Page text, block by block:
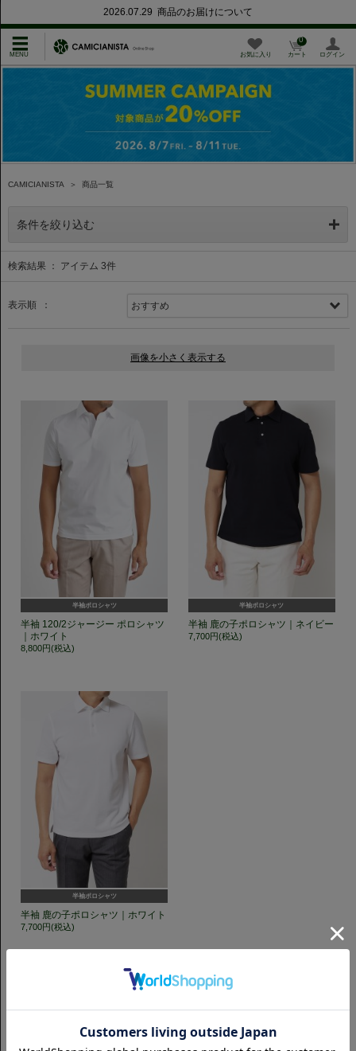
2026.07.29 商品のお届けについて
お気に入り カート
0
ログイン
CAMICIANISTA ＞ 商品一覧
条件を絞り込む
検索結果 ： アイテム 3件
表示順 ：
半袖ポロシャツ
半袖 120/2ジャージー ポロシャツ
｜ホワイト
8,800円(税込)
半袖ポロシャツ
半袖 鹿の子ポロシャツ｜ネイビー
7,700円(税込)
半袖ポロシャツ
半袖 鹿の子ポロシャツ｜ホワイト
7,700円(税込)
GET TO KNOW US